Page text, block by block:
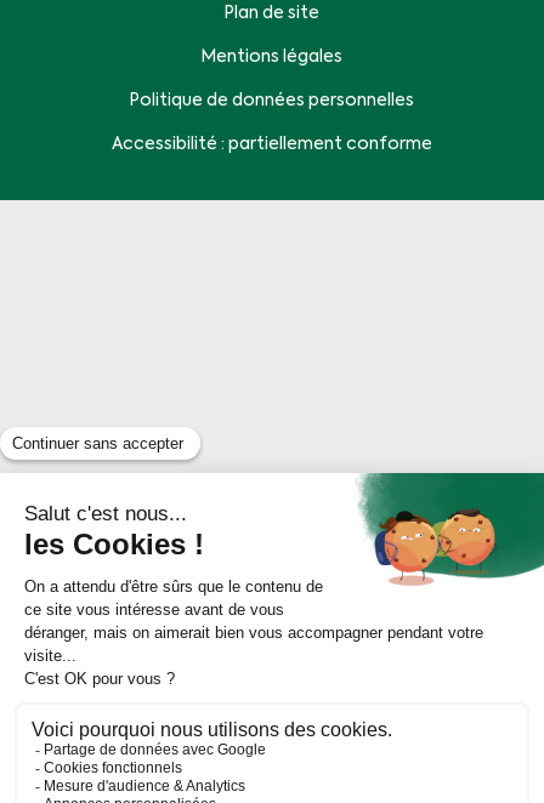
Plan de site
Mentions légales
Politique de données personnelles
Accessibilité : partiellement conforme